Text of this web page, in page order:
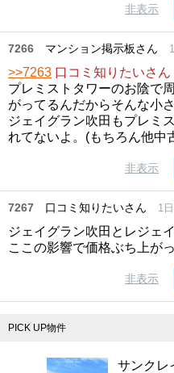
非表示
7266 マンション掲示板さん
>>7263 口コミ知りたいさん
プレミストタワーのお陰で
がってるんだからそんな小
ジェイグラン吹田もプレミ
れてないよ。(もちろん他中
非表示
7267 口コミ知りたいさん 1
ジェイグラン吹田とレジェ
ここの影響で価格ぶち上が
非表示
PICK UP物件
サンクレ